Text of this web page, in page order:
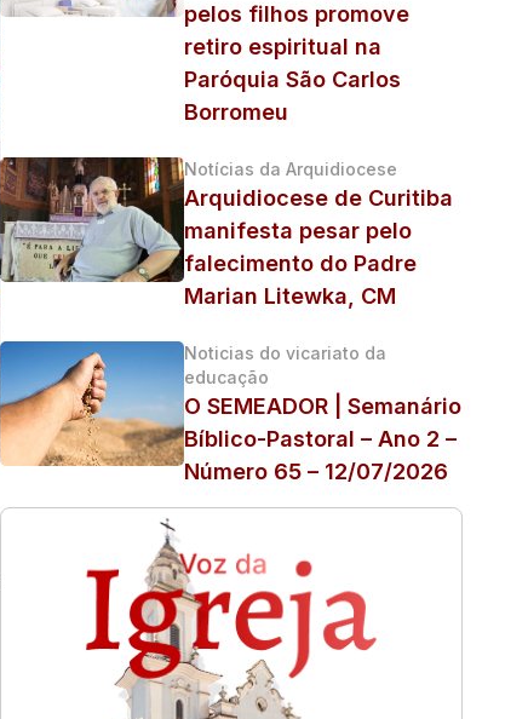
pelos filhos promove
retiro espiritual na
Paróquia São Carlos
Borromeu
Notícias da Arquidiocese
Arquidiocese de Curitiba
manifesta pesar pelo
falecimento do Padre
Marian Litewka, CM
Noticias do vicariato da
educação
O SEMEADOR | Semanário
Bíblico-Pastoral – Ano 2 –
Número 65 – 12/07/2026